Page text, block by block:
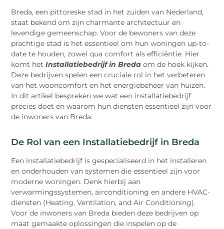
Breda, een pittoreske stad in het zuiden van Nederland,
staat bekend om zijn charmante architectuur en
levendige gemeenschap. Voor de bewoners van deze
prachtige stad is het essentieel om hun woningen up-to-
date te houden, zowel qua comfort als efficiëntie. Hier
komt hetInstallatiebedrijf in Breda om de hoek kijken.
Deze bedrijven spelen een cruciale rol in het verbeteren
van het wooncomfort en het energiebeheer van huizen.
In dit artikel bespreken we wat een installatiebedrijf
precies doet en waarom hun diensten essentieel zijn voor
de inwoners van Breda.
De Rol van een Installatiebedrijf in Breda
Een installatiebedrijf is gespecialiseerd in het installeren
en onderhouden van systemen die essentieel zijn voor
moderne woningen. Denk hierbij aan
verwarmingssystemen, airconditioning en andere HVAC-
diensten (Heating, Ventilation, and Air Conditioning).
Voor de inwoners van Breda bieden deze bedrijven op
maat gemaakte oplossingen die inspelen op de